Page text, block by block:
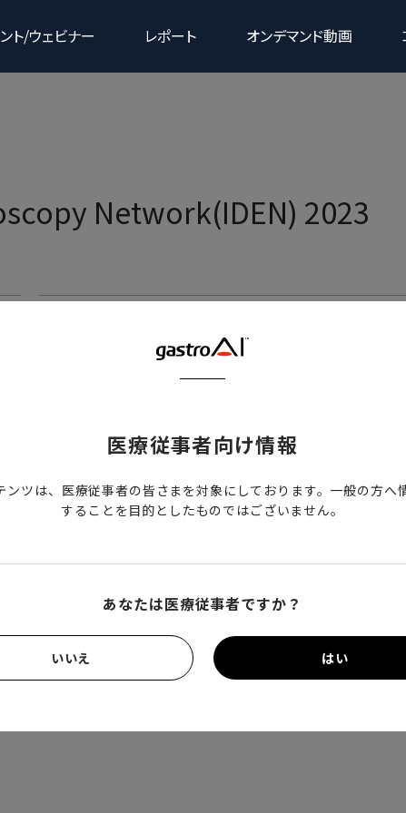
ト/ウェビナー レポート オンデマンド動画
Network(IDEN) 2023
韓国・ソウル特別市
Grand Walkerhill
https://www.iden.or.kr/iden2023/
e-mail：admin@iden.or.kr
TEL：+82-2-336-1554
医療従事者向け情報
ンツは、医療従事者の皆さまを対象にしております。一般の方へ
することを目的としたものではございません。
あなたは医療従事者ですか？
いいえ はい